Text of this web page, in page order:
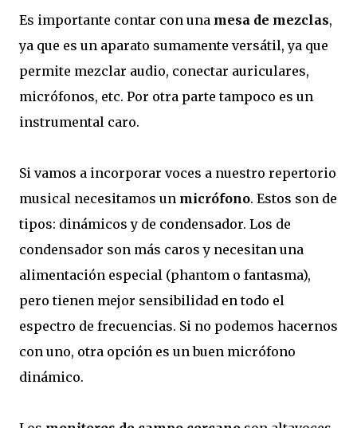
Es importante contar con una mesa de mezclas,
ya que es un aparato sumamente versátil, ya que
permite mezclar audio, conectar auriculares,
micrófonos, etc. Por otra parte tampoco es un
instrumental caro.
Si vamos a incorporar voces a nuestro repertorio
musical necesitamos un micrófono. Estos son de
tipos: dinámicos y de condensador. Los de
condensador son más caros y necesitan una
alimentación especial (phantom o fantasma),
pero tienen mejor sensibilidad en todo el
espectro de frecuencias. Si no podemos hacernos
con uno, otra opción es un buen micrófono
dinámico.